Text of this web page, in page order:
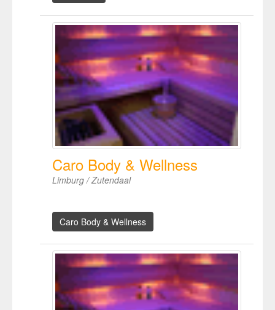
Caro Body & Wellness
Limburg / Zutendaal
Caro Body & Wellness